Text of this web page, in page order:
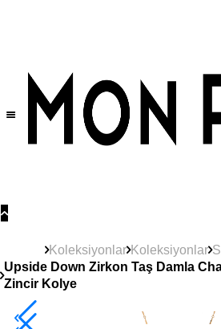
Koleksiyonlar Koleksiyonlar
Upside Down Zirkon Taş Damla
Zincir Kolye